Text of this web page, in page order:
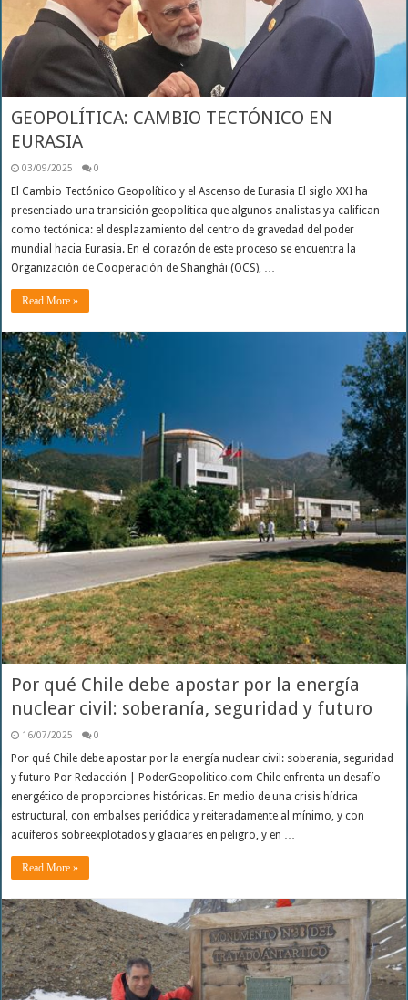
GEOPOLÍTICA: CAMBIO TECTÓNICO EN
EURASIA
03/09/2025 0
El Cambio Tectónico Geopolítico y el Ascenso de Eurasia El siglo XXI ha
presenciado una transición geopolítica que algunos analistas ya califican
como tectónica: el desplazamiento del centro de gravedad del poder
mundial hacia Eurasia. En el corazón de este proceso se encuentra la
Organización de Cooperación de Shanghái (OCS), …
Read More »
Por qué Chile debe apostar por la energía
nuclear civil: soberanía, seguridad y futuro
16/07/2025 0
Por qué Chile debe apostar por la energía nuclear civil: soberanía, seguridad
y futuro Por Redacción | PoderGeopolitico.com Chile enfrenta un desafío
energético de proporciones históricas. En medio de una crisis hídrica
estructural, con embalses periódica y reiteradamente al mínimo, y con
acuíferos sobreexplotados y glaciares en peligro, y en …
Read More »